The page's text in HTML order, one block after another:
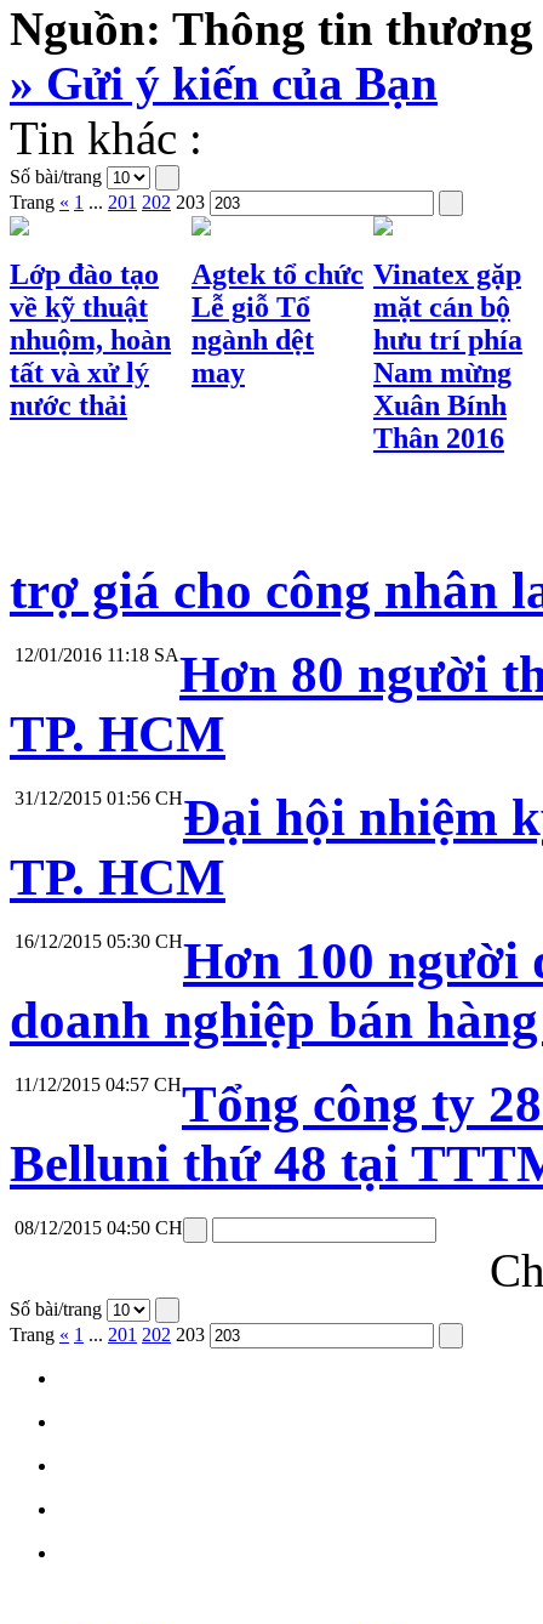
Nguồn: Thông tin
» Gửi ý kiến của Bạn
Tin khác :
Số bài/trang
Trang « 1 ... 201 202 203
Lớp đào tạo
về kỹ thuật
nhuộm, hoàn
tất và xử lý
nước thải
Agtek tổ chức
Lễ giỗ Tổ
ngành dệt
may
Vinatex gặp
mặt cán bộ
hưu trí phía
Nam mừng
Xuân Bính
Thân 2016
trợ giá cho công nhân
12/01/2016 11:18 SAHơn 80 người
TP. HCM
31/12/2015 01:56 CHĐại hội nhiệm
TP. HCM
16/12/2015 05:30 CHHơn 100 người
doanh nghiệp bán
11/12/2015 04:57 CHTổng công ty
Belluni thứ 48 tại
08/12/2015 04:50 CH
Số bài/trang
Trang « 1 ... 201 202 203